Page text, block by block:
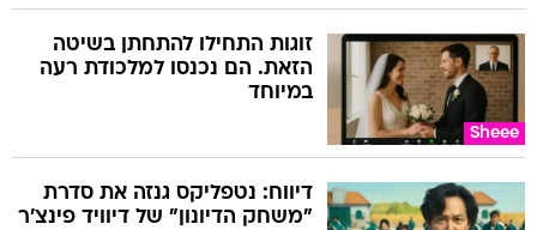
Sheee
זוגות התחילו להתחתן בשיטה
הזאת. הם נכנסו למלכודת רעה
במיוחד
דיווח: נטפליקס גנזה את סדרת
"משחק הדיונון" של דיוויד פינצ'ר